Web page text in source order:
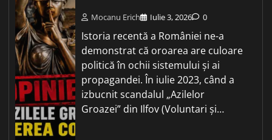
Mocanu Erich Iulie 3, 2026 0
Istoria recentă a României ne-a
demonstrat că oroarea are culoare
politică în ochii sistemului și ai
propagandei. În iulie 2023, când a
izbucnit scandalul „Azilelor
Groazei” din Ilfov (Voluntari și…